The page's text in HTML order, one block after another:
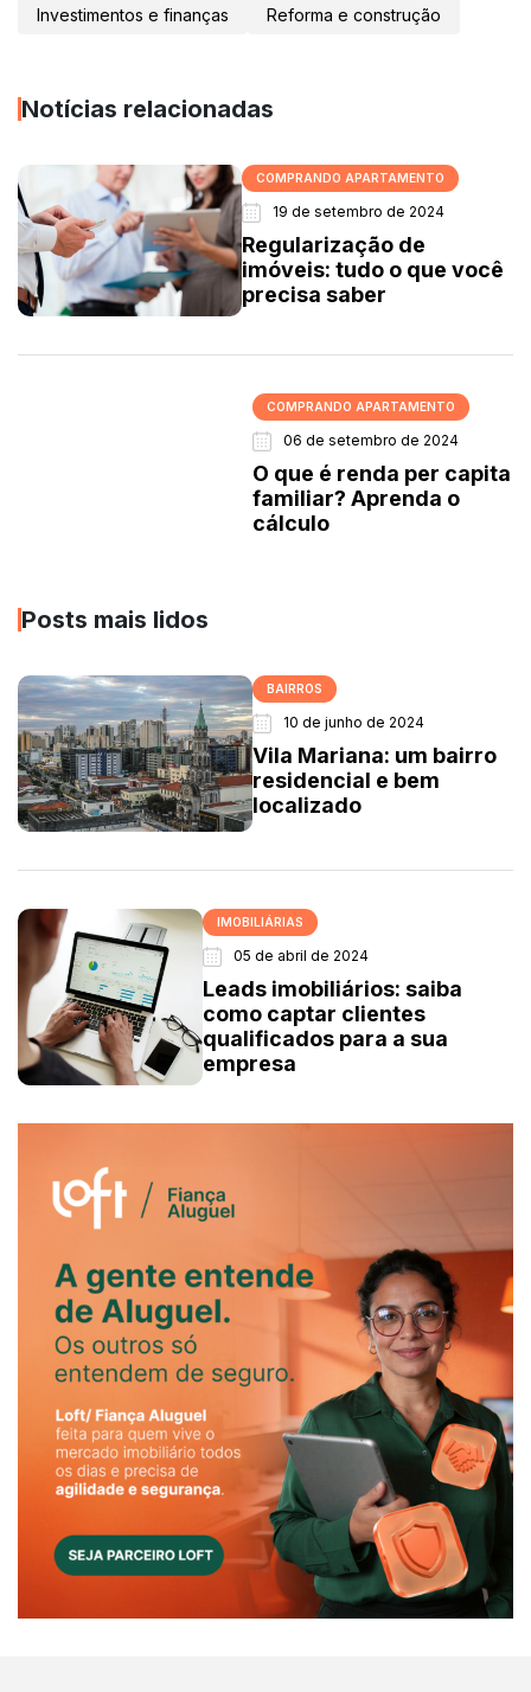
Investimentos e finanças Reforma e construção
Notícias relacionadas
COMPRANDO APARTAMENTO
19 de setembro de 2024
Regularização de
imóveis: tudo o que você
precisa saber
COMPRANDO APARTAMENTO
06 de setembro de 2024
O que é renda per capita
familiar? Aprenda o
cálculo
Posts mais lidos
BAIRROS
10 de junho de 2024
Vila Mariana: um bairro
residencial e bem
localizado
IMOBILIÁRIAS
05 de abril de 2024
Leads imobiliários: saiba
como captar clientes
qualificados para a sua
empresa